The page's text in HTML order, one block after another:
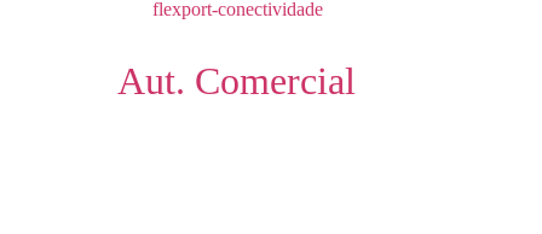
Aut. Comercial